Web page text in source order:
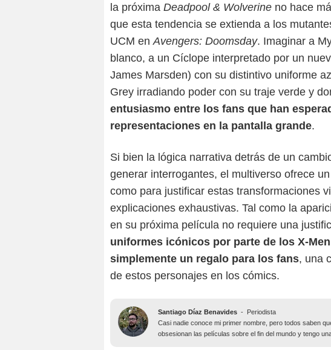
la próxima Deadpool & Wolverine no hace
que esta tendencia se extienda a los
UCM en Avengers: Doomsday. Imaginar a
blanco, a un Cíclope interpretado por un
James Marsden) con su distintivo uniforme
Grey irradiando poder con su traje verde y
entusiasmo entre los fans que han
representaciones en la pantalla grande.
Si bien la lógica narrativa detrás de un
generar interrogantes, el multiverso ofrece
como para justificar estas transformaciones
explicaciones exhaustivas. Tal como la
en su próxima película no requiere una
uniformes icónicos por parte de los X-
simplemente un regalo para los fans, una
de estos personajes en los cómics.
Santiago Díaz Benavides - Periodista
Casi nadie conoce mi primer nombre, pero todos saben
obsesionan las películas sobre el fin del mundo y tengo